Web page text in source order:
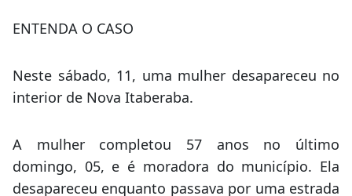
ENTENDA O CASO
Neste sábado, 11, uma mulher desapareceu no
interior de Nova Itaberaba.
A mulher completou 57 anos no último
domingo, 05, e é moradora do município. Ela
desapareceu enquanto passava por uma estrada